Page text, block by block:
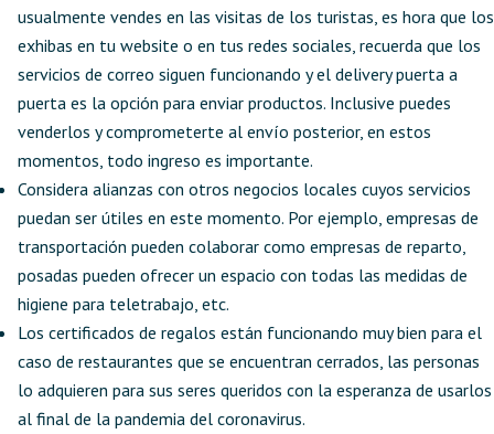
usualmente vendes en las visitas de los turistas, es hora que los
exhibas en tu website o en tus redes sociales, recuerda que los
servicios de correo siguen funcionando y el delivery puerta a
puerta es la opción para enviar productos. Inclusive puedes
venderlos y comprometerte al envío posterior, en estos
momentos, todo ingreso es importante.
Considera alianzas con otros negocios locales cuyos servicios
puedan ser útiles en este momento. Por ejemplo, empresas de
transportación pueden colaborar como empresas de reparto,
posadas pueden ofrecer un espacio con todas las medidas de
higiene para teletrabajo, etc.
Los certificados de regalos están funcionando muy bien para el
caso de restaurantes que se encuentran cerrados, las personas
lo adquieren para sus seres queridos con la esperanza de usarlos
al final de la pandemia del coronavirus.